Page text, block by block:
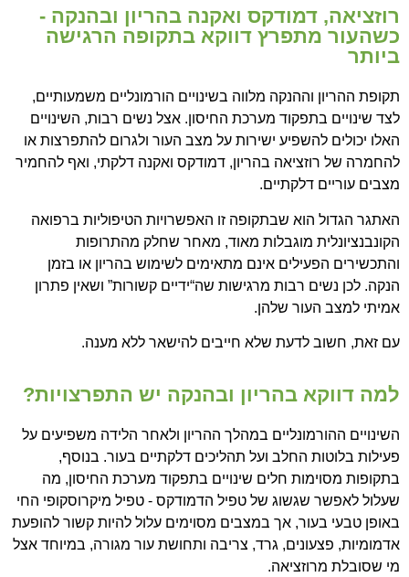
רוזציאה, דמודקס ואקנה בהריון ובהנקה -
כשהעור מתפרץ דווקא בתקופה הרגישה
ביותר
תקופת ההריון וההנקה מלווה בשינויים הורמונליים משמעותיים,
לצד שינויים בתפקוד מערכת החיסון. אצל נשים רבות, השינויים
האלו יכולים להשפיע ישירות על מצב העור ולגרום להתפרצות או
להחמרה של רוזציאה בהריון, דמודקס ואקנה דלקתי, ואף להחמיר
מצבים עוריים דלקתיים.
האתגר הגדול הוא שבתקופה זו האפשרויות הטיפוליות ברפואה
הקונבנציונלית מוגבלות מאוד, מאחר שחלק מהתרופות
והתכשירים הפעילים אינם מתאימים לשימוש בהריון או בזמן
הנקה. לכן נשים רבות מרגישות שה“ידיים קשורות” ושאין פתרון
אמיתי למצב העור שלהן.
עם זאת, חשוב לדעת שלא חייבים להישאר ללא מענה.
למה דווקא בהריון ובהנקה יש התפרצויות?
השינויים ההורמונליים במהלך ההריון ולאחר הלידה משפיעים על
פעילות בלוטות החלב ועל תהליכים דלקתיים בעור. בנוסף,
בתקופות מסוימות חלים שינויים בתפקוד מערכת החיסון, מה
שעלול לאפשר שגשוג של טפיל הדמודקס - טפיל מיקרוסקופי החי
באופן טבעי בעור, אך במצבים מסוימים עלול להיות קשור להופעת
אדמומיות, פצעונים, גרד, צריבה ותחושת עור מגורה, במיוחד אצל
מי שסובלת מרוזציאה.